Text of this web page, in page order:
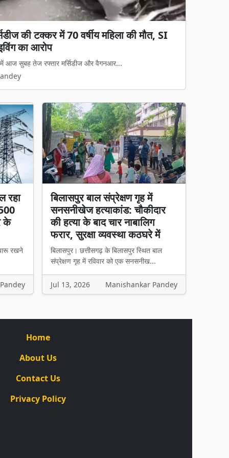
की टक्कर में 70 वर्षीय महिला की मौत, SI
का आरोप
में आज सुबह तेज रफ्तार मर्सिडीज और वैगनआर...
700 शिक्षकों की तबादला सूची जारी, 400
ट्रांसफर
से चले आ रहे स्थानांतरण के इंतजार पर आ...
रहा
के
रखने
बिलासपुर बाल संप्रेक्षण गृह में
सनसनीखेज हत्याकांड: चौकीदार
की हत्या के बाद चार नाबालिग
फरार, सुरक्षा व्यवस्था कठघरे में
बिलासपुर। छत्तीसगढ़ के बिलासपुर स्थित बाल
संप्रेक्षण गृह में रविवार को एक सनसनीख...
Jul 13, 2026 Manishankar Pandey
Home
About Us
Contact Us
Privacy Policy